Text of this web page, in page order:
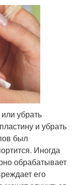
убрать
и убрать
был
Иногда
обрабатывает
его